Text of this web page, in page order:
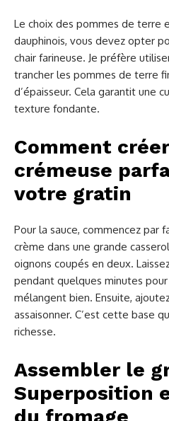
Le choix des pommes de terre
dauphinois, vous devez opter
chair farineuse. Je préfère
trancher les pommes de terre
d’épaisseur. Cela garantit une
texture fondante.
Comment
crémeuse
votre gratin
Pour la sauce, commencez par
crème dans une grande
oignons coupés en deux.
pendant quelques minutes
mélangent bien. Ensuite,
assaisonner. C’est cette base
richesse.
Assembler le
Superposition